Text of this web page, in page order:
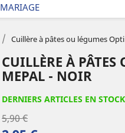
MARIAGE
Cuillère à pâtes ou légumes
CUILLÈRE À
MEPAL - NOIR
DERNIERS ARTICLES EN STOCK
5,90 €